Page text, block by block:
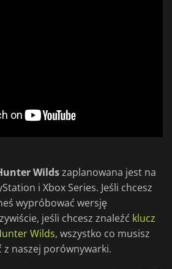
Wildszaplanowana jest na
i Xbox Series. Jeśli chcesz
wypróbować wersję
jeśli chcesz znaleźć klucz
Wilds, wszystko co musisz
naszej porównywarki.